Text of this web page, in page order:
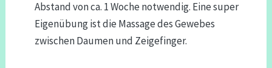
Abstand von ca. 1 Woche notwendig. Eine super
Eigenübung ist die Massage des Gewebes
zwischen Daumen und Zeigefinger.